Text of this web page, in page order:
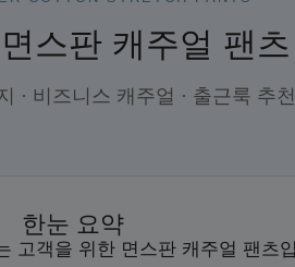
스판 캐주얼 팬츠
· 비즈니스 캐주얼 · 출근룩 추천
한눈 요약
고객을 위한 면스판 캐주얼 팬츠